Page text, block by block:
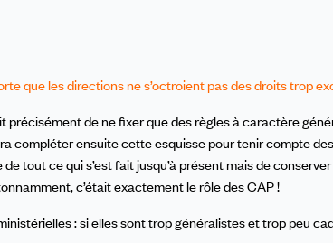
que les directions ne s’octroient pas des droits trop
de ne fixer que des règles à caractère
compléter ensuite cette esquisse pour tenir compte
tout ce qui s’est fait jusqu’à présent mais de
c’était exactement le rôle des CAP !
: si elles sont trop généralistes et trop peu